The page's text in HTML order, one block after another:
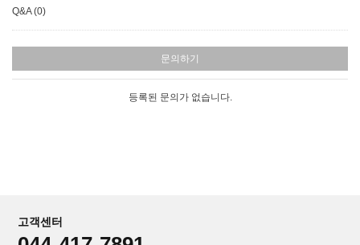
Q&A (0)
문의하기
등록된 문의가 없습니다.
고객센터